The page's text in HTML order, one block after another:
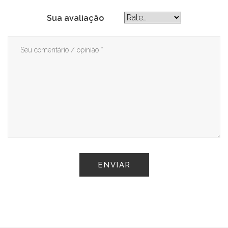
Sua avaliação